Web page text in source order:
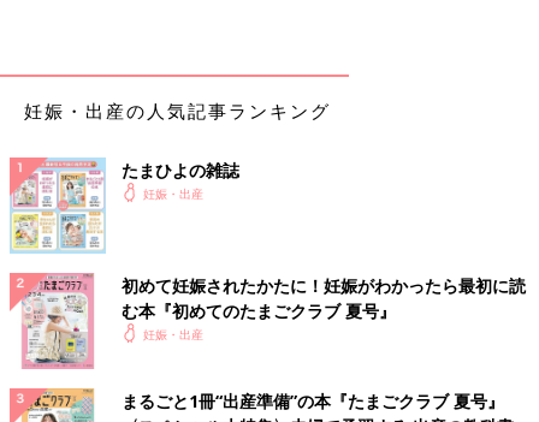
妊娠・出産の人気記事ランキング
たまひよの雑誌
妊娠・出産
初めて妊娠されたかたに！妊娠がわかったら最初に読
む本『初めてのたまごクラブ 夏号』
妊娠・出産
まるごと1冊“出産準備”の本『たまごクラブ 夏号』